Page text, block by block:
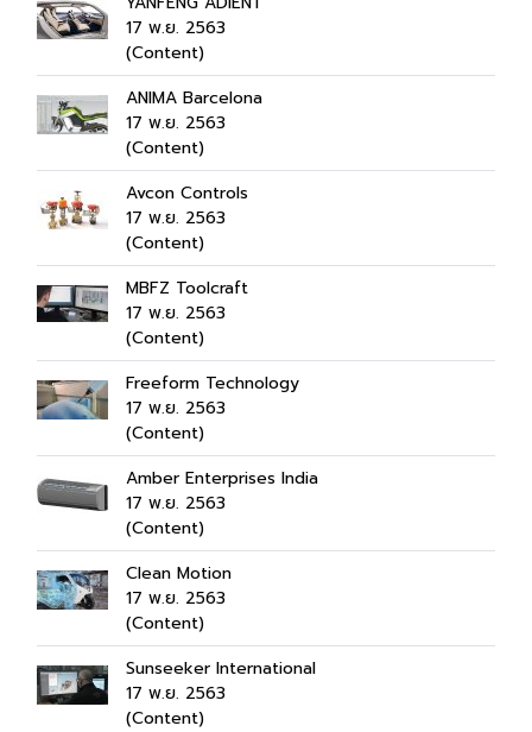
17 พ.ย. 2563
(Content)
ANIMA Barcelona
17 พ.ย. 2563
(Content)
Avcon Controls
17 พ.ย. 2563
(Content)
MBFZ Toolcraft
17 พ.ย. 2563
(Content)
Freeform Technology
17 พ.ย. 2563
(Content)
Amber Enterprises India
17 พ.ย. 2563
(Content)
Clean Motion
17 พ.ย. 2563
(Content)
Sunseeker International
17 พ.ย. 2563
(Content)